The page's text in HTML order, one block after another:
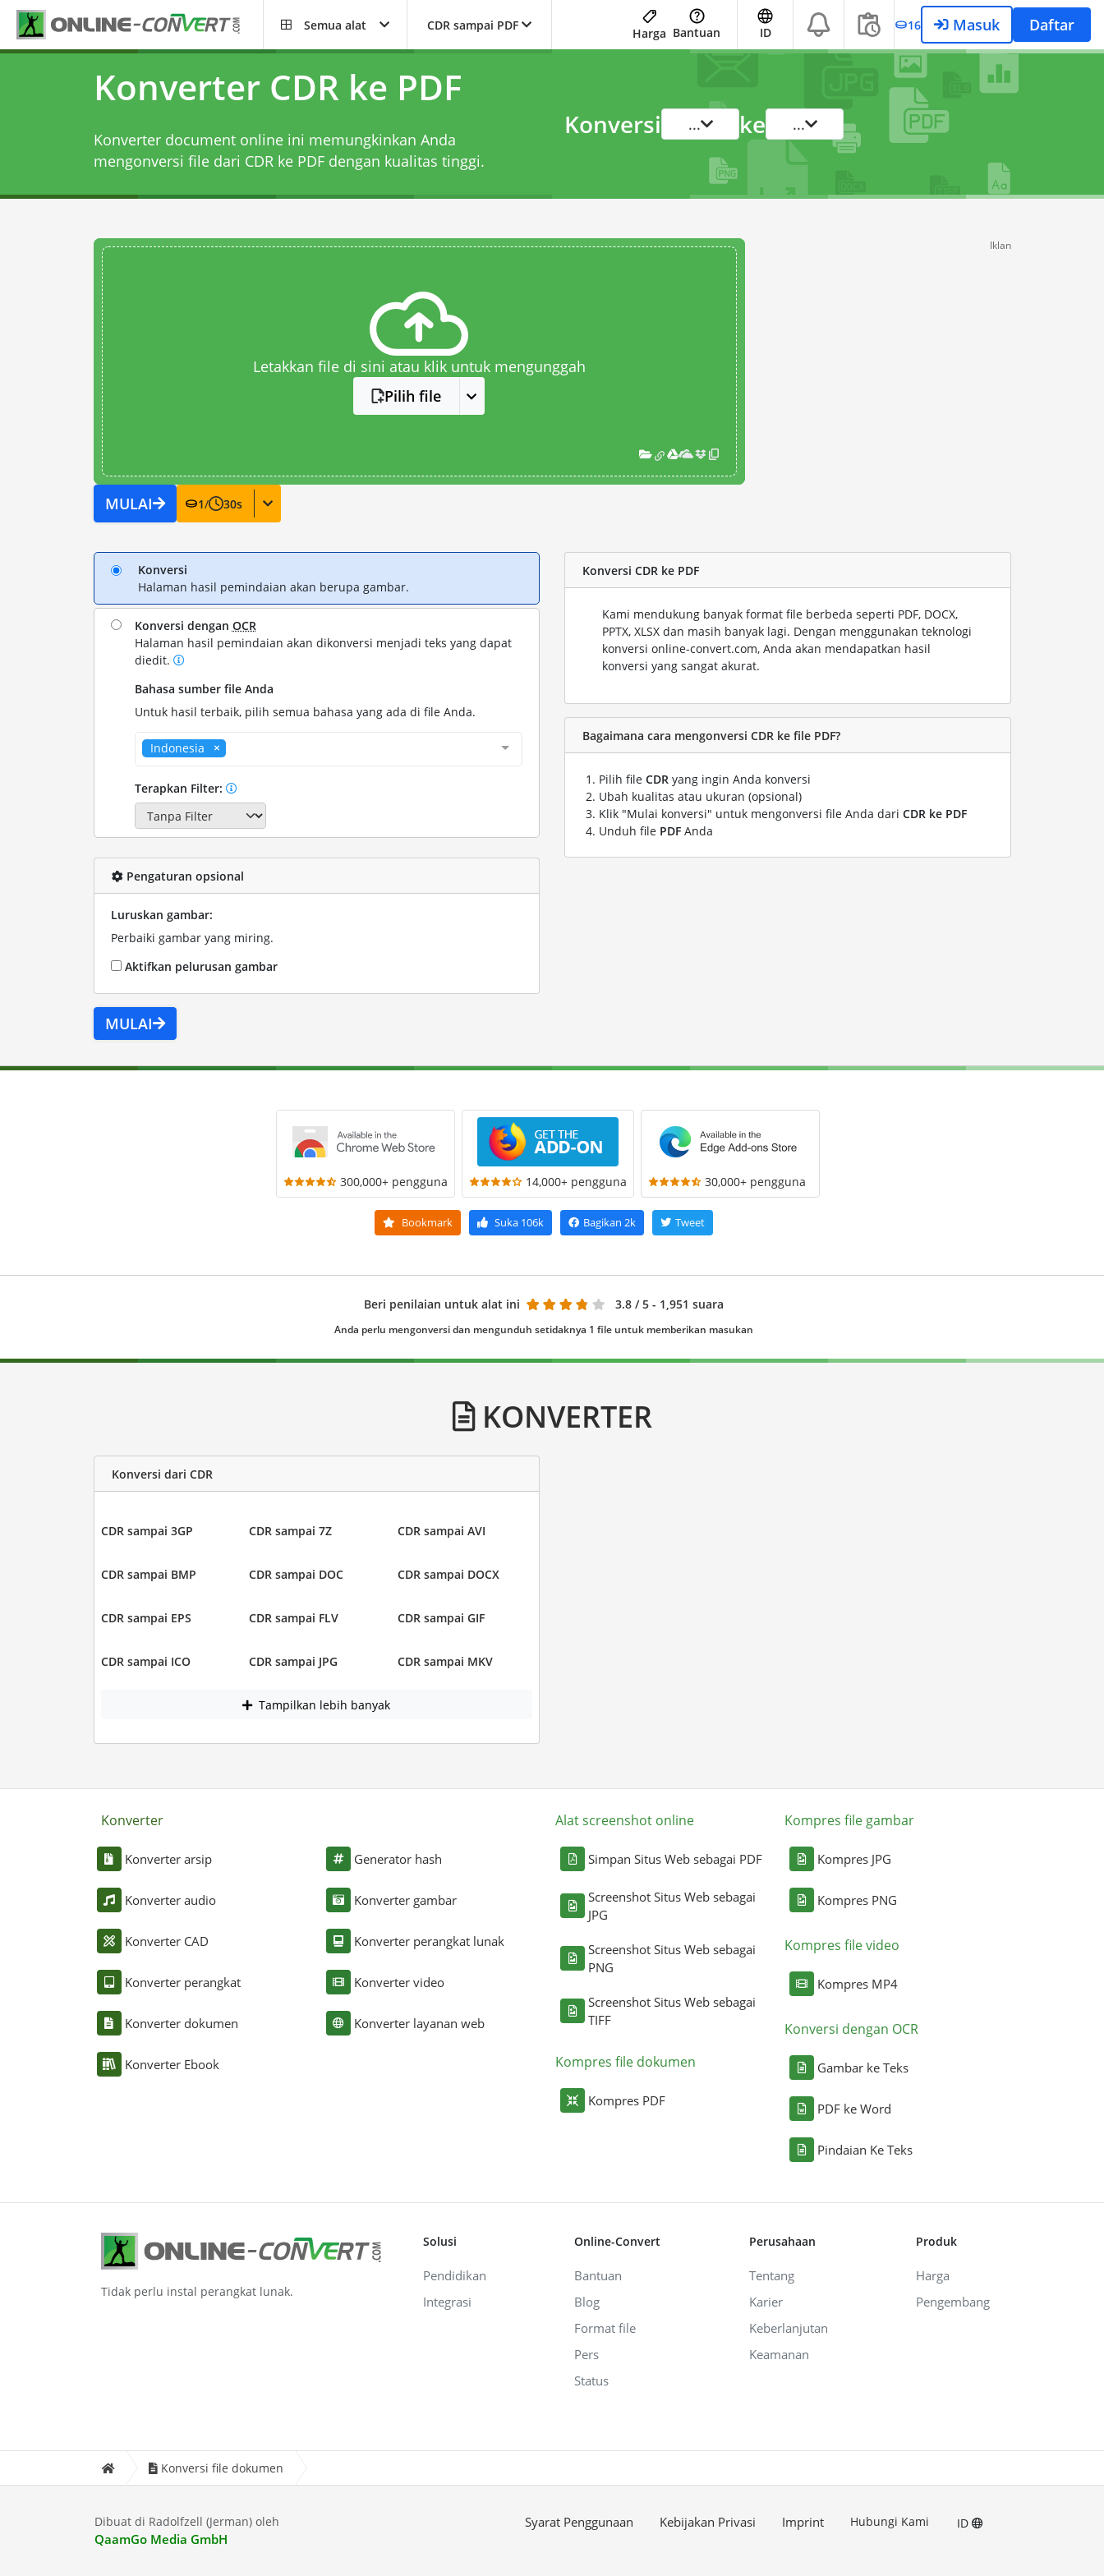
Semua alat CDR sampai PDF
Harga Bantuan ID 16 Masuk Daftar
Konverter CDR ke PDF
Konverter document online ini memungkinkan Anda
mengonversi file dari CDR ke PDF dengan kualitas tinggi.
Konversi ... ke ...
Letakkan file di sini atau klik untuk mengunggah
Pilih file
MULAI 1/ 30s
Iklan
Konversi
Halaman hasil pemindaian akan berupa gambar.
Konversi dengan OCR
Halaman hasil pemindaian akan dikonversi menjadi teks yang dapat
diedit.
Bahasa sumber file Anda
Untuk hasil terbaik, pilih semua bahasa yang ada di file Anda.
Indonesia
Terapkan Filter:
Pengaturan opsional
Luruskan gambar:
Perbaiki gambar yang miring.
Aktifkan pelurusan gambar
MULAI
Konversi CDR ke PDF
Kami mendukung banyak format file berbeda seperti PDF, DOCX,
PPTX, XLSX dan masih banyak lagi. Dengan menggunakan teknologi
konversi online-convert.com, Anda akan mendapatkan hasil
konversi yang sangat akurat.
Bagaimana cara mengonversi CDR ke file PDF?
Pilih file CDR yang ingin Anda konversi
Ubah kualitas atau ukuran (opsional)
Klik "Mulai konversi" untuk mengonversi file Anda dari CDR ke PDF
Unduh file PDF Anda
300,000+ pengguna 14,000+ pengguna 30,000+ pengguna
Bookmark Suka 106k Bagikan 2k Tweet
Beri penilaian untuk alat ini 3.8 / 5 - 1,951 suara
Anda perlu mengonversi dan mengunduh setidaknya 1 file untuk memberikan masukan
KONVERTER
Konversi dari CDR
CDR sampai 3GP CDR sampai 7Z CDR sampai AVI
CDR sampai BMP CDR sampai DOC CDR sampai DOCX
CDR sampai EPS CDR sampai FLV CDR sampai GIF
CDR sampai ICO CDR sampai JPG CDR sampai MKV
Tampilkan lebih banyak
Konverter
Konverter arsip
Konverter audio
Konverter CAD
Konverter perangkat
Konverter dokumen
Konverter Ebook
Generator hash
Konverter gambar
Konverter perangkat lunak
Konverter video
Konverter layanan web
Alat screenshot online
Simpan Situs Web sebagai PDF
Screenshot Situs Web sebagai
JPG
Screenshot Situs Web sebagai
PNG
Screenshot Situs Web sebagai
TIFF
Kompres file dokumen
Kompres PDF
Kompres file gambar
Kompres JPG
Kompres PNG
Kompres file video
Kompres MP4
Konversi dengan OCR
Gambar ke Teks
PDF ke Word
Pindaian Ke Teks
Tidak perlu instal perangkat lunak.
Solusi
Pendidikan
Integrasi
Online-Convert
Bantuan
Blog
Format file
Pers
Status
Perusahaan
Tentang
Karier
Keberlanjutan
Keamanan
Produk
Harga
Pengembang
Konversi file dokumen
Dibuat di Radolfzell (Jerman) oleh
QaamGo Media GmbH
Syarat Penggunaan Kebijakan Privasi Imprint Hubungi Kami ID